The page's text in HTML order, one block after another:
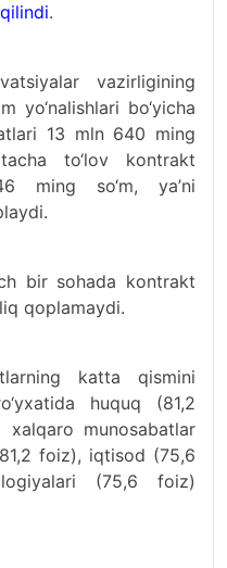
.
vazirligining
yo‘nalishlari bo‘yicha
13 mln 640 ming
to‘lov kontrakt
ming so‘m, ya’ni
bir sohada kontrakt
qoplamaydi.
katta qismini
huquq (81,2
munosabatlar
foiz), iqtisod (75,6
(75,6 foiz)